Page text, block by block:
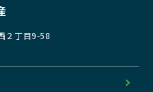
２丁目9-58